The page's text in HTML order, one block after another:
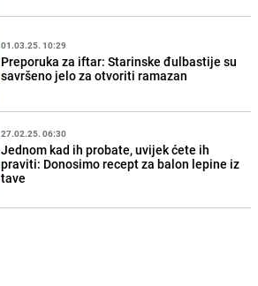
01.03.25. 10:29
Preporuka za iftar: Starinske đulbastije su
savršeno jelo za otvoriti ramazan
27.02.25. 06:30
Jednom kad ih probate, uvijek ćete ih
praviti: Donosimo recept za balon lepine iz
tave